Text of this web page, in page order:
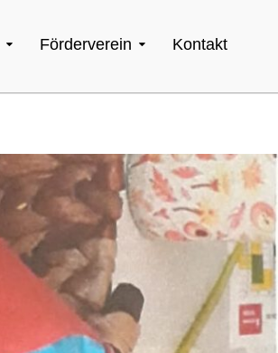
Förderverein Kontakt